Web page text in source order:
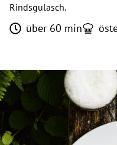
Rindsgulasch.
über 60 min